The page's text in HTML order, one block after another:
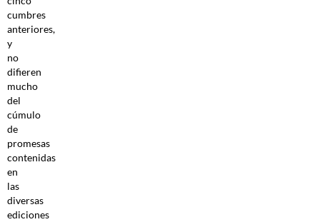
cumbres
anteriores,
y
no
difieren
mucho
del
cúmulo
de
promesas
contenidas
en
las
diversas
ediciones